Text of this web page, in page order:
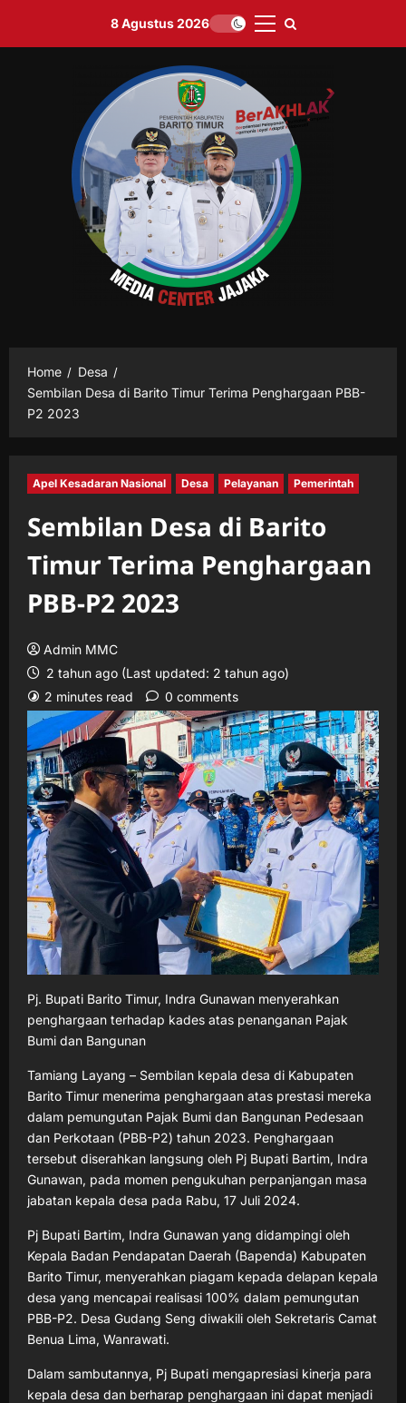
content
8 Agustus 2026
Primary
Home
Desa
Sembilan Desa di Barito Timur Terima Penghargaan PBB-
P2 2023
Apel Kesadaran Nasional Desa Pelayanan Pemerintah
Sembilan Desa di Barito
Timur Terima Penghargaan
PBB-P2 2023
Admin MMC
2 tahun ago (Last updated: 2 tahun ago)
2 minutes read
0 comments
Pj. Bupati Barito Timur, Indra Gunawan menyerahkan
penghargaan terhadap kades atas penanganan Pajak
Bumi dan Bangunan
Tamiang Layang – Sembilan kepala desa di Kabupaten
Barito Timur menerima penghargaan atas prestasi mereka
dalam pemungutan Pajak Bumi dan Bangunan Pedesaan
dan Perkotaan (PBB-P2) tahun 2023. Penghargaan
tersebut diserahkan langsung oleh Pj Bupati Bartim, Indra
Gunawan, pada momen pengukuhan perpanjangan masa
jabatan kepala desa pada Rabu, 17 Juli 2024.
Pj Bupati Bartim, Indra Gunawan yang didampingi oleh
Kepala Badan Pendapatan Daerah (Bapenda) Kabupaten
Barito Timur, menyerahkan piagam kepada delapan kepala
desa yang mencapai realisasi 100% dalam pemungutan
PBB-P2. Desa Gudang Seng diwakili oleh Sekretaris Camat
Benua Lima, Wanrawati.
Dalam sambutannya, Pj Bupati mengapresiasi kinerja para
kepala desa dan berharap penghargaan ini dapat menjadi